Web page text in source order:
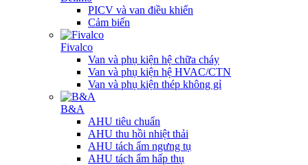
PICV và van điều khiển
Cảm biến
Fivalco
Van và phụ kiện hệ chữa cháy
Van và phụ kiện hệ HVAC/CTN
Van và phụ kiện thép không gỉ
B&A
AHU tiêu chuẩn
AHU thu hồi nhiệt thải
AHU tách ẩm ngưng tụ
AHU tách ẩm hấp thụ